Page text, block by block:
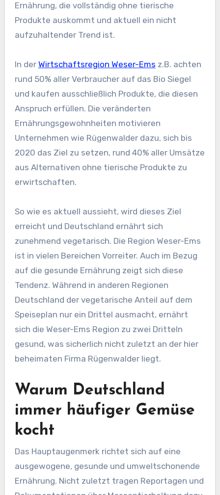
Ernährung, die vollständig ohne tierische
Produkte auskommt und aktuell ein nicht
aufzuhaltender Trend ist.
In der Wirtschaftsregion Weser-Ems z.B. achten
rund 50% aller Verbraucher auf das Bio Siegel
und kaufen ausschließlich Produkte, die diesen
Anspruch erfüllen. Die veränderten
Ernährungsgewohnheiten motivieren
Unternehmen wie Rügenwalder dazu, sich bis
2020 das Ziel zu setzen, rund 40% aller Umsätze
aus Alternativen ohne tierische Produkte zu
erwirtschaften.
So wie es aktuell aussieht, wird dieses Ziel
erreicht und Deutschland ernährt sich
zunehmend vegetarisch. Die Region Weser-Ems
ist in vielen Bereichen Vorreiter. Auch im Bezug
auf die gesunde Ernährung zeigt sich diese
Tendenz. Während in anderen Regionen
Deutschland der vegetarische Anteil auf dem
Speiseplan nur ein Drittel ausmacht, ernährt
sich die Weser-Ems Region zu zwei Dritteln
gesund, was sicherlich nicht zuletzt an der hier
beheimaten Firma Rügenwalder liegt.
Warum Deutschland
immer häufiger Gemüse
kocht
Das Hauptaugenmerk richtet sich auf eine
ausgewogene, gesunde und umweltschonende
Ernährung. Nicht zuletzt tragen Reportagen und